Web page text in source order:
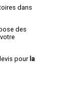
dans
des
pour la